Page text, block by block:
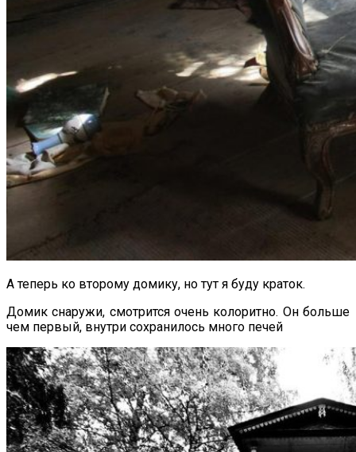
А теперь ко второму домику, но тут я буду краток.
Домик снаружи, смотрится очень колоритно. Он больше
чем первый, внутри сохранилось много печей